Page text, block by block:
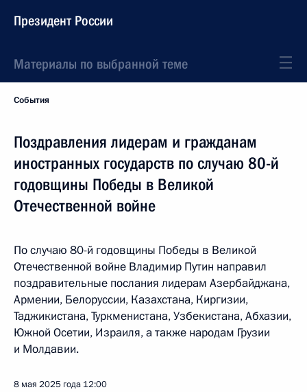
Президент России
Материалы по выбранной теме
События
Поздравления лидерам и гражданам
иностранных государств по случаю 80-й
годовщины Победы в Великой
Отечественной войне
По случаю 80-й годовщины Победы в Великой
Отечественной войне Владимир Путин направил
поздравительные послания лидерам Азербайджана,
Армении, Белоруссии, Казахстана, Киргизии,
Таджикистана, Туркменистана, Узбекистана, Абхазии,
Южной Осетии, Израиля, а также народам Грузии
и Молдавии.
8 мая 2025 года 12:00